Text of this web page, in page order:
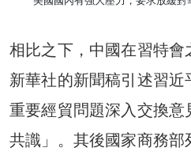
相比之下，中國在習特會
新華社的新聞稿引述習
重要經貿問題深入交換
共識」。其後國家商務部